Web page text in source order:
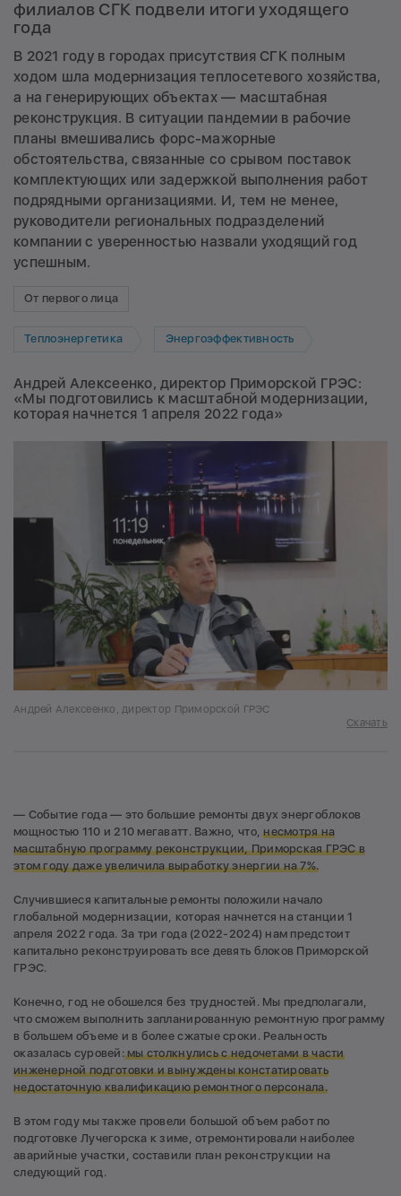
филиалов СГК подвели итоги уходящего
года
В 2021 году в городах присутствия СГК полным
ходом шла модернизация теплосетевого хозяйства,
а на генерирующих объектах — масштабная
реконструкция. В ситуации пандемии в рабочие
планы вмешивались форс-мажорные
обстоятельства, связанные со срывом поставок
комплектующих или задержкой выполнения работ
подрядными организациями. И, тем не менее,
руководители региональных подразделений
компании с уверенностью назвали уходящий год
успешным.
От первого лица
Теплоэнергетика Энергоэффективность
Андрей Алексеенко, директор Приморской ГРЭС:
«Мы подготовились к масштабной модернизации,
которая начнется 1 апреля 2022 года»
Андрей Алексеенко, директор Приморской ГРЭС
Скачать
— Событие года — это большие ремонты двух энергоблоков
мощностью 110 и 210 мегаватт. Важно, что,несмотря на
масштабную программу реконструкции, Приморская ГРЭС в
этом году даже увеличила выработку энергии на 7%.
Случившиеся капитальные ремонты положили начало
глобальной модернизации, которая начнется на станции 1
апреля 2022 года. За три года (2022-2024) нам предстоит
капитально реконструировать все девять блоков Приморской
ГРЭС.
Конечно, год не обошелся без трудностей. Мы предполагали,
что сможем выполнить запланированную ремонтную программу
в большем объеме и в более сжатые сроки. Реальность
оказалась суровей:мы столкнулись с недочетами в части
инженерной подготовки и вынуждены констатировать
недостаточную квалификацию ремонтного персонала.
В этом году мы также провели большой объем работ по
подготовке Лучегорска к зиме, отремонтировали наиболее
аварийные участки, составили план реконструкции на
следующий год.